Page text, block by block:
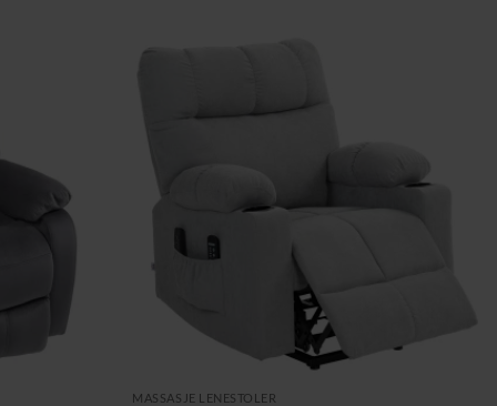
MASSASJE LENESTOLER